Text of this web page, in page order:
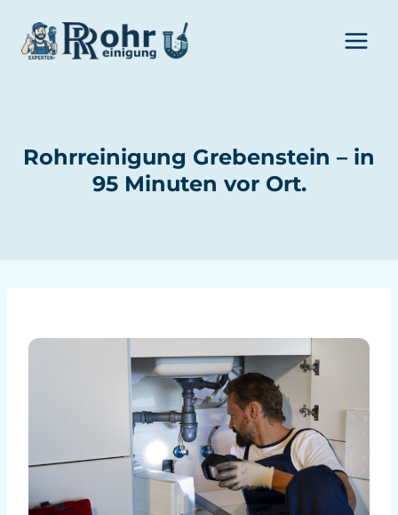
Inhalt
springen
Rohrreinigung Grebenstein – in
95 Minuten vor Ort.